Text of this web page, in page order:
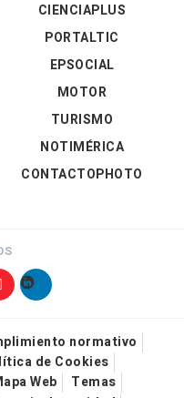
CIENCIAPLUS
PORTALTIC
EPSOCIAL
MOTOR
TURISMO
NOTIMÉRICA
CONTACTOPHOTO
normativo
de Cookies
Web
Temas